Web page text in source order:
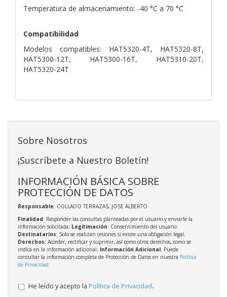
Temperatura de almacenamiento: -40 °C a 70 °C
Compatibilidad
Modelos compatibles: HAT5320-4T, HAT5320-8T,
HAT5300-12T, HAT5300-16T, HAT5310-20T,
HAT5320-24T
Sobre Nosotros
¡Suscríbete a Nuestro Boletín!
INFORMACIÓN BÁSICA SOBRE
PROTECCIÓN DE DATOS
Responsable: COLLADO TERRAZAS, JOSE ALBERTO
Finalidad: Responder las consultas planteadas por el usuario y enviarle la
información solicitada; Legitimación: Consentimiento del usuario;
Destinatarios: Solo se realizan cesiones si existe una obligación legal;
Derechos: Acceder, rectificar y suprimir, así como otros derechos, como se
indica en la información adicional; Información Adicional: Puede
consultar la información completa de Protección de Datos en nuestra Política
de Privacidad
He leído y acepto la Política de Privacidad.